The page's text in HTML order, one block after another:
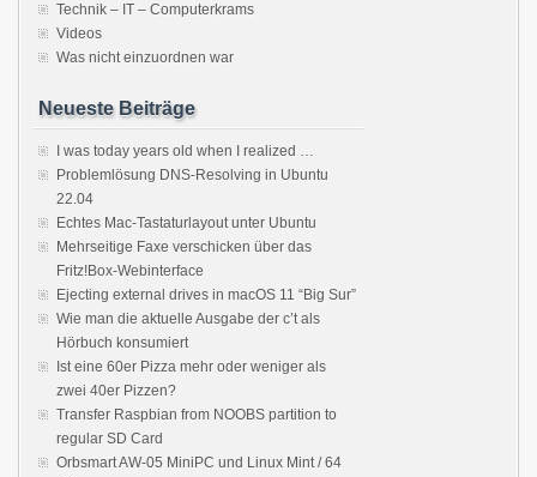
Technik – IT – Computerkrams
Videos
Was nicht einzuordnen war
Neueste Beiträge
I was today years old when I realized …
Problemlösung DNS-Resolving in Ubuntu
22.04
Echtes Mac-Tastaturlayout unter Ubuntu
Mehrseitige Faxe verschicken über das
Fritz!Box-Webinterface
Ejecting external drives in macOS 11 “Big Sur”
Wie man die aktuelle Ausgabe der c’t als
Hörbuch konsumiert
Ist eine 60er Pizza mehr oder weniger als
zwei 40er Pizzen?
Transfer Raspbian from NOOBS partition to
regular SD Card
Orbsmart AW-05 MiniPC und Linux Mint / 64